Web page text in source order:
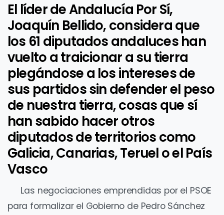
El líder de Andalucía Por Sí,
Joaquín Bellido, considera que
los 61 diputados andaluces han
vuelto a traicionar a su tierra
plegándose a los intereses de
sus partidos sin defender el peso
de nuestra tierra, cosas que sí
han sabido hacer otros
diputados de territorios como
Galicia, Canarias, Teruel o el País
Vasco
Las negociaciones emprendidas por el PSOE
para formalizar el Gobierno de Pedro Sánchez